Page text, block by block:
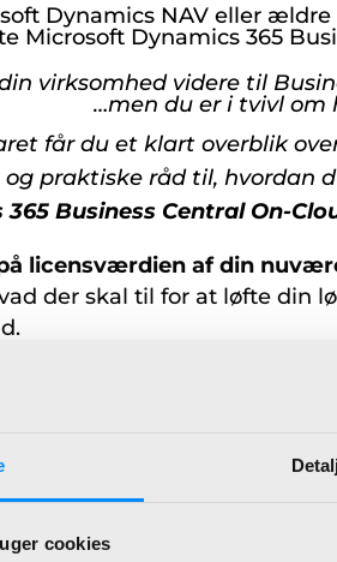
cookies
Dynamics NAVeller ældre
Microsoft Dynamics 365
virksomhed videre til
…men du er i tvivl om
får du et klart overblik
og praktiske råd til, hvordan
Business Central On-
licensværdien af din
der skal til for at løfte din
nyeste Business Central
det kan optimere og forenkle
i Business Central On-